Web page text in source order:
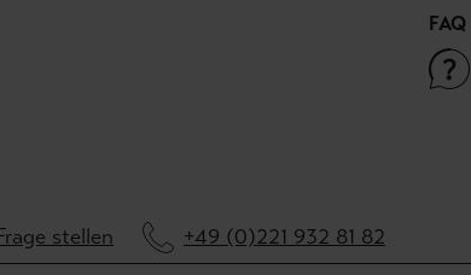
FAQ
stellen +49 (0)221 932 81 82